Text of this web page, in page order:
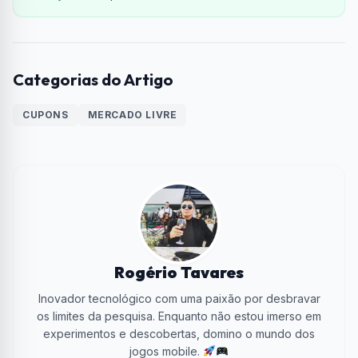
Categorias do Artigo
CUPONS MERCADO LIVRE
Rogério Tavares
Inovador tecnológico com uma paixão por desbravar
os limites da pesquisa. Enquanto não estou imerso em
experimentos e descobertas, domino o mundo dos
jogos mobile.